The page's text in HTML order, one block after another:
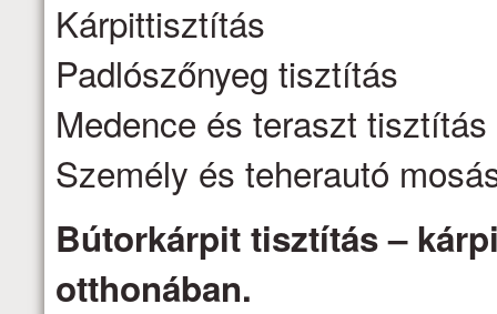
Kárpittisztítás
Padlószőnyeg tisztítás
Medence és teraszt tisztítás
Személy és teherautó
Bútorkárpit tisztítás –
otthonában.